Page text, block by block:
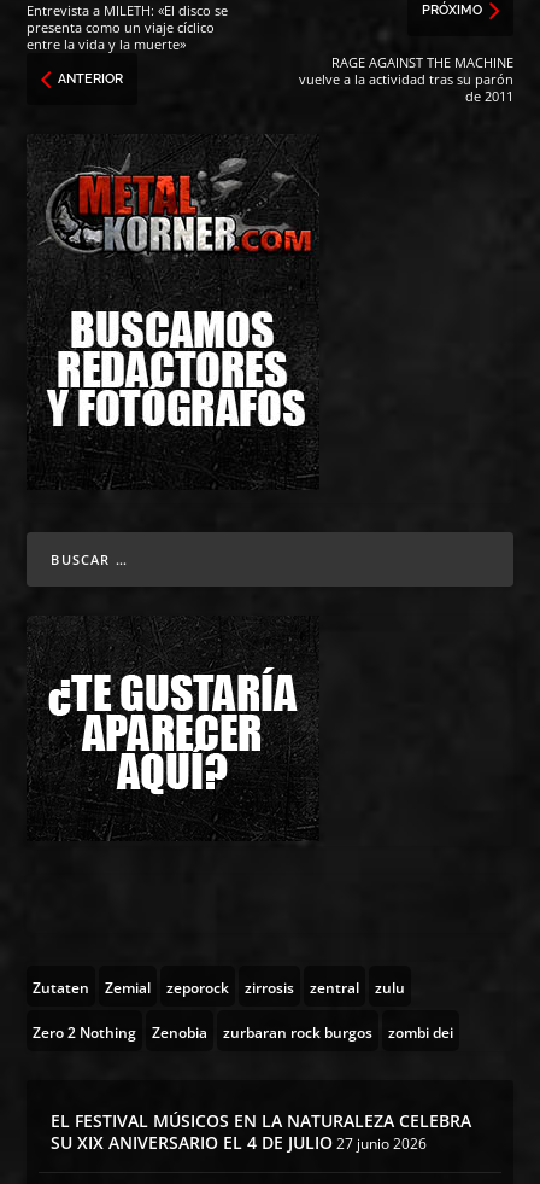
Entrevista a MILETH: «El disco se
presenta como un viaje cíclico
entre la vida y la muerte»
ANTERIOR
PRÓXIMO
RAGE AGAINST THE MACHINE
vuelve a la actividad tras su parón
de 2011
Zutaten Zemial zeporock zirrosis zentral zulu
Zero 2 Nothing Zenobia zurbaran rock burgos zombi dei
EL FESTIVAL MÚSICOS EN LA NATURALEZA CELEBRA
SU XIX ANIVERSARIO EL 4 DE JULIO 27 junio 2026